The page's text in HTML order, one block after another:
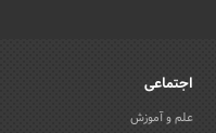
اجتماعی
علم و آموزش